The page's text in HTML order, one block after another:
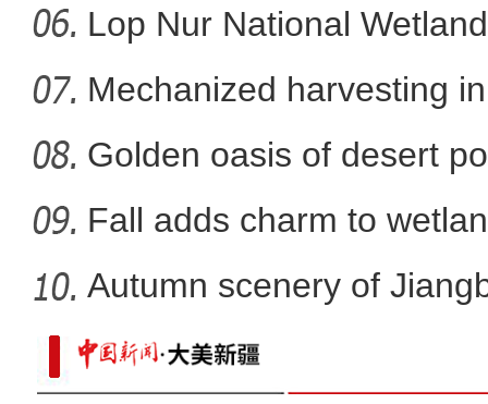
【万人说新疆】新疆“老上
Lop Nur National
Mechanized harvesting
Golden oasis of desert
Fall adds charm to
Autumn scenery of